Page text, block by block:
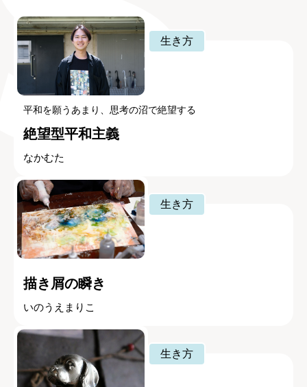
生き方
平和を願うあまり、思考の沼で絶望する
絶望型平和主義
なかむた
生き方
描き屑の瞬き
いのうえまりこ
生き方